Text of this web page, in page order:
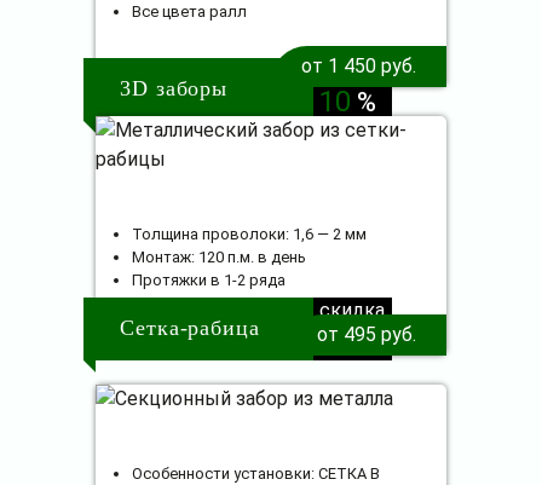
3D заборы
скидка
10 %
Все цвета ралл
от 1 450 руб.
Сетка-рабица
скидка
10%
Толщина проволоки: 1,6 — 2 мм
Монтаж: 120 п.м. в день
Протяжки в 1-2 ряда
от 495 руб.
Особенности установки: СЕТКА В